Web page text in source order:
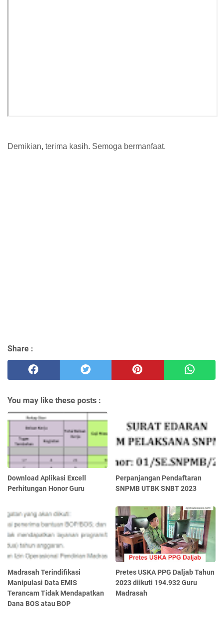
Demikian, terima kasih. Semoga bermanfaat.
Share :
You may like these posts :
Download Aplikasi Excell
Perhitungan Honor Guru
Perpanjangan Pendaftaran
SNPMB UTBK SNBT 2023
Madrasah Terindifikasi
Manipulasi Data EMIS
Terancam Tidak Mendapatkan
Dana BOS atau BOP
Pretes USKA PPG Daljab Tahun
2023 diikuti 194.932 Guru
Madrasah